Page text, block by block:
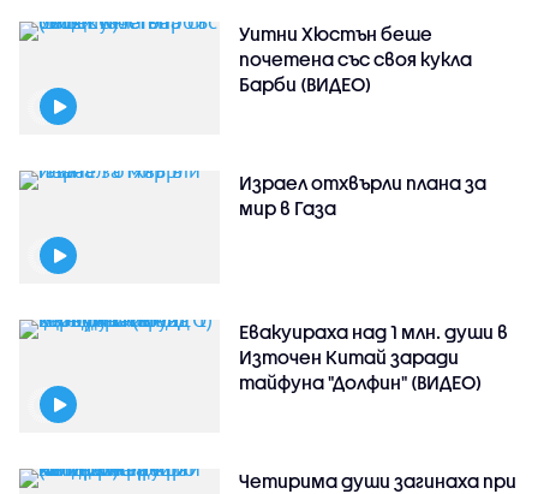
Уитни Хюстън беше
почетена със своя кукла
Барби (ВИДЕО)
Израел отхвърли плана за
мир в Газа
Евакуираха над 1 млн. души в
Източен Китай заради
тайфуна "Долфин" (ВИДЕО)
Четирима души загинаха при